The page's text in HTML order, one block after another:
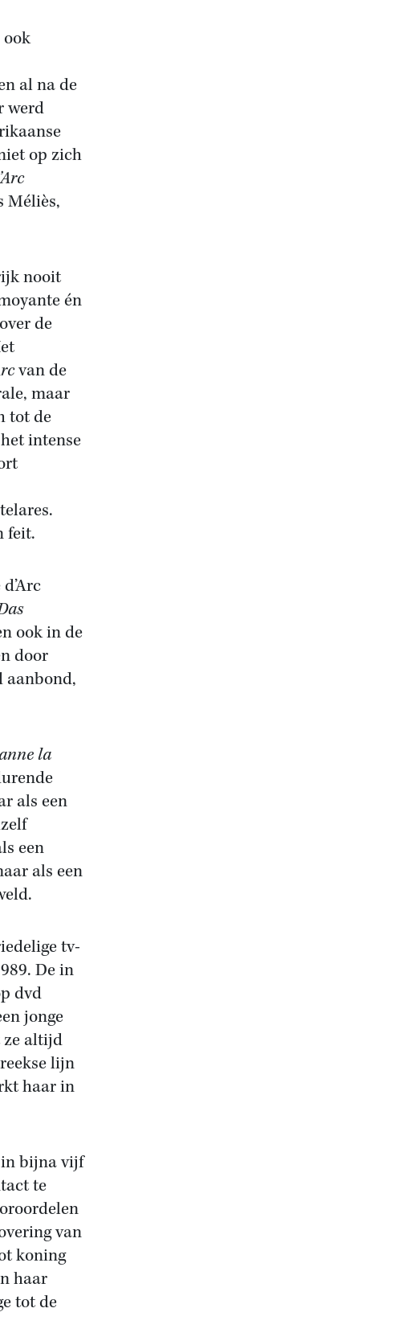
al na de
werd
op zich
Méliès,
nooit
én
de
van de
maar
tot de
intense
feit.
ook in de
door
aanbond,
la
als een
een
als een
tv-
De in
dvd
jonge
ze altijd
lijn
haar in
in bijna vijf
te
van
koning
haar
tot de